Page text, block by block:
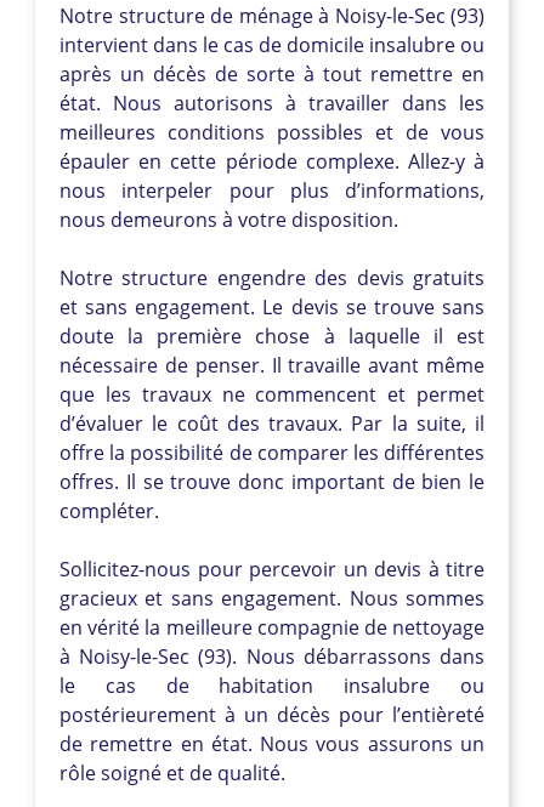
Notre structure de ménage à Noisy-le-Sec (93)
intervient dans le cas de domicile insalubre ou
après un décès de sorte à tout remettre en
état. Nous autorisons à travailler dans les
meilleures conditions possibles et de vous
épauler en cette période complexe. Allez-y à
nous interpeler pour plus d’informations,
nous demeurons à votre disposition.
Notre structure engendre des devis gratuits
et sans engagement. Le devis se trouve sans
doute la première chose à laquelle il est
nécessaire de penser. Il travaille avant même
que les travaux ne commencent et permet
d’évaluer le coût des travaux. Par la suite, il
offre la possibilité de comparer les différentes
offres. Il se trouve donc important de bien le
compléter.
Sollicitez-nous pour percevoir un devis à titre
gracieux et sans engagement. Nous sommes
en vérité la meilleure compagnie de nettoyage
à Noisy-le-Sec (93). Nous débarrassons dans
le cas de habitation insalubre ou
postérieurement à un décès pour l’entièreté
de remettre en état. Nous vous assurons un
rôle soigné et de qualité.